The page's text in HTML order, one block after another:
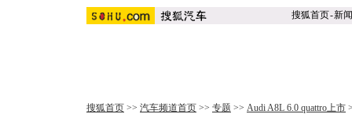
搜狐首页-新闻
搜狐首页 >> 汽车频道首页 >> 专题 >> Audi A8L 6.0 quattro上市